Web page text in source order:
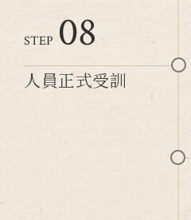
STEP 08
人員正式受訓